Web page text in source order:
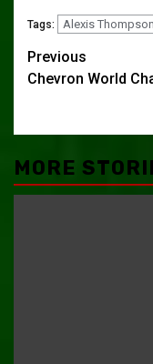
Tags: Alexis Thompson
Post
Previous
Chevron World
MORE